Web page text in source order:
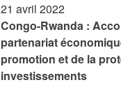
21 avril 2022
Congo-Rwanda :
partenariat
promotion et de la
investissements